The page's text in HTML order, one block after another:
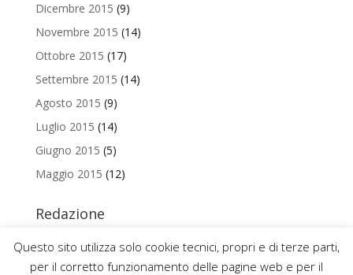
Dicembre 2015 (9)
Novembre 2015 (14)
Ottobre 2015 (17)
Settembre 2015 (14)
Agosto 2015 (9)
Luglio 2015 (14)
Giugno 2015 (5)
Maggio 2015 (12)
Redazione
uniamo@uniurb.it
Questo sito utilizza solo cookie tecnici, propri e di terze parti,
per il corretto funzionamento delle pagine web e per il